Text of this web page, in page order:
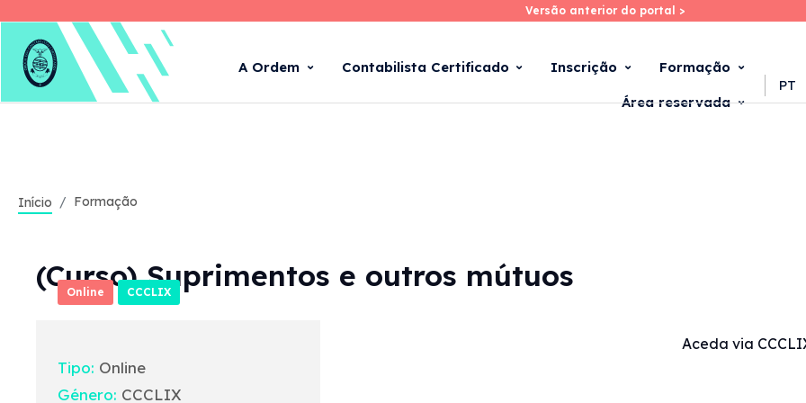
Skip
main
Versão anterior do portal >
Versão anterior do portal >
A Ordem Contabilista Certificado Inscrição Formação
Área reservada
PT
Início Formação
Online CCCLIX
(Curso) Suprimentos e outros mútuos
Tipo: Online
Género: CCCLIX
Aceda via